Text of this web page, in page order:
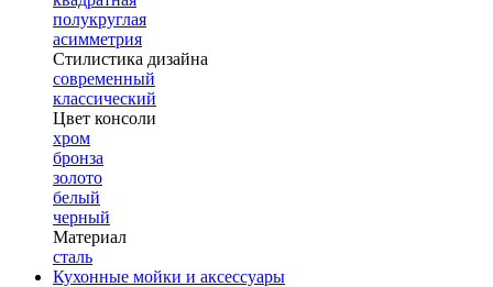
полукруглая
асимметрия
Стилистика дизайна
современный
классический
Цвет консоли
хром
бронза
золото
белый
черный
Материал
сталь
Кухонные мойки и аксессуары